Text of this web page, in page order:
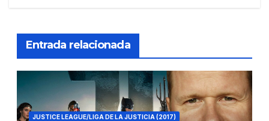
Entrada relacionada
JUSTICE LEAGUE/LIGA DE LA JUSTICIA (2017)